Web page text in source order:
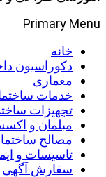
Primary Menu
خانه
دکوراسیون
معماری
خدمات
تجهیزات
مبلمان و
مصالح
تاسیسات و
سفارش آگهی